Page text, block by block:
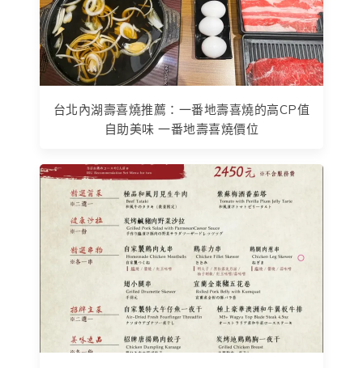
台北內湖壽喜燒推薦：一番地壽喜燒的高CP值
自助美味 一番地壽喜燒價位